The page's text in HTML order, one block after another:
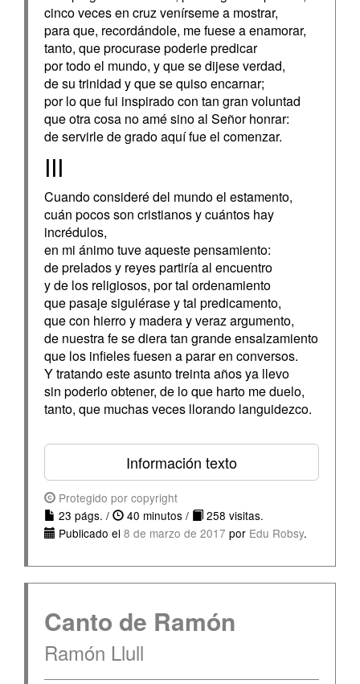
cinco veces en cruz venírseme a mostrar,
para que, recordándole, me fuese a enamorar,
tanto, que procurase poderle predicar
por todo el mundo, y que se dijese verdad,
de su trinidad y que se quiso encarnar;
por lo que fui inspirado con tan gran voluntad
que otra cosa no amé sino al Señor honrar:
de servirle de grado aquí fue el comenzar.
III
Cuando consideré del mundo el estamento,
cuán pocos son cristianos y cuántos hay
incrédulos,
en mi ánimo tuve aqueste pensamiento:
de prelados y reyes partiría al encuentro
y de los religiosos, por tal ordenamiento
que pasaje siguiérase y tal predicamento,
que con hierro y madera y veraz argumento,
de nuestra fe se diera tan grande ensalzamiento
que los infieles fuesen a parar en conversos.
Y tratando este asunto treinta años ya llevo
sin poderlo obtener, de lo que harto me duelo,
tanto, que muchas veces llorando languidezco.
Información texto
Protegido por copyright
23 págs. /
40 minutos /
258 visitas.
Publicado el 8 de marzo de 2017 por Edu Robsy.
Canto de Ramón
Ramón Llull